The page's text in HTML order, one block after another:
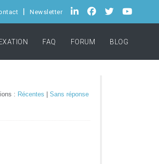
Newsletter
FAQ FORUM BLOG
: Récentes Sans réponse